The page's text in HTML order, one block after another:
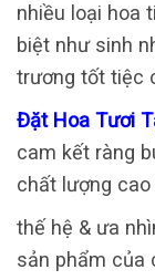
nhiều loại hoa
biệt như sinh
trương tốt tiệc
Đặt Hoa Tươi
cam kết ràng
chất lượng
thế hệ & ưa
sản phẩm của